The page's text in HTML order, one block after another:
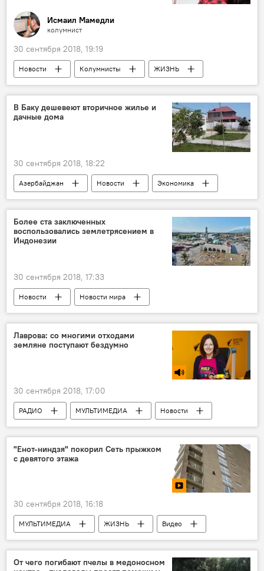
Исмаил Мамедли
колумнист
30 сентября 2018, 19:19
Новости Колумнисты
ЖИЗНЬ
Азербайджан
В Баку дешевеют вторичное жилье и
дачные дома
30 сентября 2018, 18:22
Азербайджан Новости Экономика
Более ста заключенных
воспользовались землетрясением в
Индонезии
30 сентября 2018, 17:33
Новости Новости мира
Лаврова: со многими отходами
земляне поступают бездумно
30 сентября 2018, 17:00
РАДИО МУЛЬТИМЕДИА
Новости
ЖИЗНЬ
Новости мира
"Енот-ниндзя" покорил Сеть прыжком
с девятого этажа
30 сентября 2018, 16:18
МУЛЬТИМЕДИА ЖИЗНЬ
Видео
Новости
Новости мира
От чего погибают пчелы в медоносном